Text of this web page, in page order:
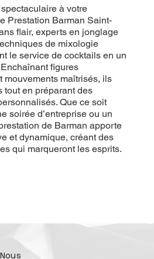
à votre
Prestation Barman Saint-
flair, experts en jonglage
de mixologie
le service de cocktails en un
figures
mouvements maîtrisés, ils
tout en préparant des
Que ce soit
soirée d’entreprise ou un
de Barman apporte
et dynamique, créant des
qui marqueront les esprits.